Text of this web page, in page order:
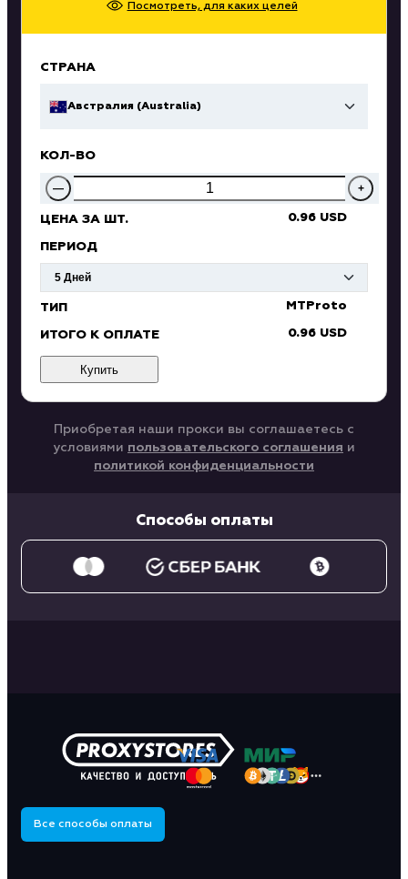
Посмотреть, для каких целей
СТРАНА
Австралия (Australia)
КОЛ-ВО
— +
ЦЕНА ЗА ШТ. 0.96 USD
ПЕРИОД
ТИП MTProto
ИТОГО К ОПЛАТЕ 0.96 USD
Купить
Приобретая наши прокси вы соглашаетесь с
условиями пользовательского соглашения и
политикой конфиденциальности
Способы оплаты
Все способы оплаты